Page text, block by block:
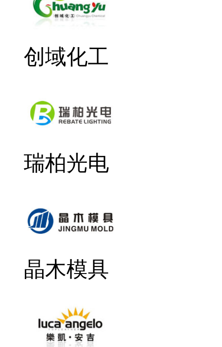
创域化工
瑞柏光电
晶木模具